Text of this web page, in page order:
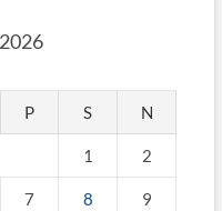
P S N
1 2
7 8 9